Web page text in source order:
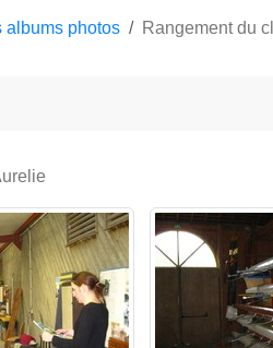
albums photos Rangement du